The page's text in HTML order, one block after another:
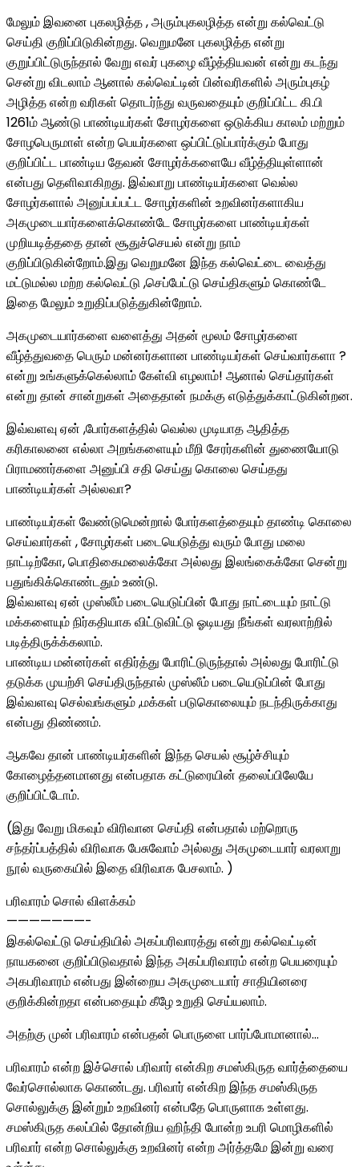
மேலும் இவனை புகலழித்த , அரும்புகலழித்த என்று கல்வெட்டு
செய்தி குறிப்பிடுகின்றது. வெறுமனே புகலழித்த என்று
குறுப்பிட்டுருந்தால் வேறு எவர் புகழை வீழ்த்தியவன் என்று கடந்து
சென்று விடலாம் ஆனால் கல்வெட்டின் பின்வரிகளில் அரும்புகழ்
அழித்த என்ற வரிகள் தொடர்ந்து வருவதையும் குறிப்பிட்ட கி.பி
1261ம் ஆண்டு பாண்டியர்கள் சோழர்களை ஒடுக்கிய காலம் மற்றும்
சோழபெருமாள் என்ற பெயர்களை ஒப்பிட்டுப்பார்க்கும் போது
குறிப்பிட்ட பாண்டிய தேவன் சோழர்க்களையே வீழ்த்தியுள்ளான்
என்பது தெளிவாகிறது. இவ்வாறு பாண்டியர்களை வெல்ல
சோழர்களால் அனுப்பப்பட்ட சோழர்களின் உறவினர்களாகிய
அகமுடையார்களைக்கொண்டே சோழர்களை பாண்டியர்கள்
முறியடித்ததை தான் சூதுச்செயல் என்று நாம்
குறிப்பிடுகின்றோம்.இது வெறுமனே இந்த கல்வெட்டை வைத்து
மட்டுமல்ல மற்ற கல்வெட்டு ,செப்பேட்டு செய்திகளும் கொண்டே
இதை மேலும் உறுதிப்படுத்துகின்றோம்.
அகமுடையார்களை வளைத்து அதன் மூலம் சோழர்களை
வீழ்த்துவதை பெரும் மன்னர்களான பாண்டியர்கள் செய்வார்களா ?
என்று உங்களுக்கெல்லாம் கேள்வி எழலாம்! ஆனால் செய்தார்கள்
என்று தான் சான்றுகள் அதைதான் நமக்கு எடுத்துக்காட்டுகின்றன.
இவ்வளவு ஏன் ,போர்களத்தில் வெல்ல முடியாத ஆதித்த
கரிகாலனை எல்லா அறங்களையும் மீறி சேரர்களின் துணையோடு
பிராமணர்களை அனுப்பி சதி செய்து கொலை செய்தது
பாண்டியர்கள் அல்லவா?
பாண்டியர்கள் வேண்டுமென்றால் போர்களத்தையும் தாண்டி கொலை
செய்வார்கள் , சோழர்கள் படையெடுத்து வரும் போது மலை
நாட்டிற்கோ, பொதிகைமலைக்கோ அல்லது இலங்கைக்கோ சென்று
பதுங்கிக்கொண்டதும் உண்டு.
இவ்வளவு ஏன் முஸ்லீம் படையெடுப்பின் போது நாட்டையும் நாட்டு
மக்களையும் நிர்கதியாக விட்டுவிட்டு ஓடியது நீங்கள் வரலாற்றில்
படித்திருக்க்கலாம்.
பாண்டிய மன்னர்கள் எதிர்த்து போரிட்டுருந்தால் அல்லது போரிட்டு
தடுக்க முயற்சி செய்திருந்தால் முஸ்லீம் படையெடுப்பின் போது
இவ்வளவு செல்வங்களும் ,மக்கள் படுகொலையும் நடந்திருக்காது
என்பது திண்ணம்.
ஆகவே தான் பாண்டியர்களின் இந்த செயல் சூழ்ச்சியும்
கோழைத்தனமானது என்பதாக கட்டுரையின் தலைப்பிலேயே
குறிப்பிட்டோம்.
(இது வேறு மிகவும் விரிவான செய்தி என்பதால் மற்றொரு
சந்தர்ப்பத்தில் விரிவாக பேசுவோம் அல்லது அகமுடையார் வரலாறு
நூல் வருகையில் இதை விரிவாக பேசலாம். )
பரிவாரம் சொல் விளக்கம்
———————-
இகல்வெட்டு செய்தியில் அகப்பரிவாரத்து என்று கல்வெட்டின்
நாயகனை குறிப்பிடுவதால் இந்த அகப்பரிவாரம் என்ற பெயரையும்
அகபரிவாரம் என்பது இன்றைய அகமுடையார் சாதியினரை
குறிக்கின்றதா என்பதையும் கீழே உறுதி செய்யலாம்.
அதற்கு முன் பரிவாரம் என்பதன் பொருளை பார்ப்போமானால்…
பரிவாரம் என்ற இச்சொல் பரிவார் என்கிற சமஸ்கிருத வார்த்தையை
வேர்சொல்லாக கொண்டது. பரிவார் என்கிற இந்த சமஸ்கிருத
சொல்லுக்கு இன்றும் உறவினர் என்பதே பொருளாக உள்ளது.
சமஸ்கிருத கலப்பில் தோன்றிய ஹிந்தி போன்ற உபரி மொழிகளில்
பரிவார் என்ற சொல்லுக்கு உறவினர் என்ற அர்த்தமே இன்று வரை